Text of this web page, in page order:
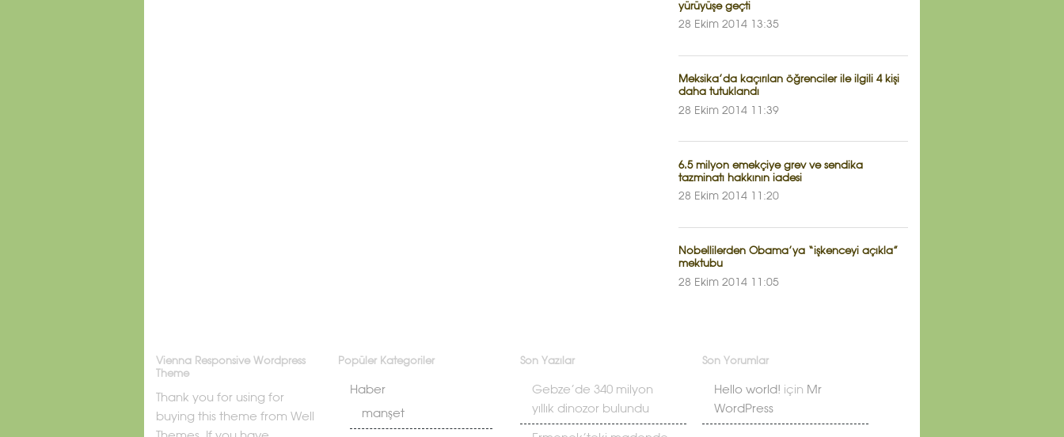
yürüyüşe geçti
28 Ekim 2014 13:35
Meksika’da kaçırılan öğrenciler ile ilgili 4 kişi
daha tutuklandı
28 Ekim 2014 11:39
6.5 milyon emekçiye grev ve sendika
tazminatı hakkının iadesi
28 Ekim 2014 11:20
Nobellilerden Obama’ya “işkenceyi açıkla”
mektubu
28 Ekim 2014 11:05
Vienna Responsive Wordpress
Theme
Thank you for using for
buying this theme from Well
Popüler Kategoriler
Haber
manşet
Son Yazılar
Gebze’de 340 milyon
yıllık dinozor bulundu
Son Yorumlar
Hello world! için Mr
WordPress